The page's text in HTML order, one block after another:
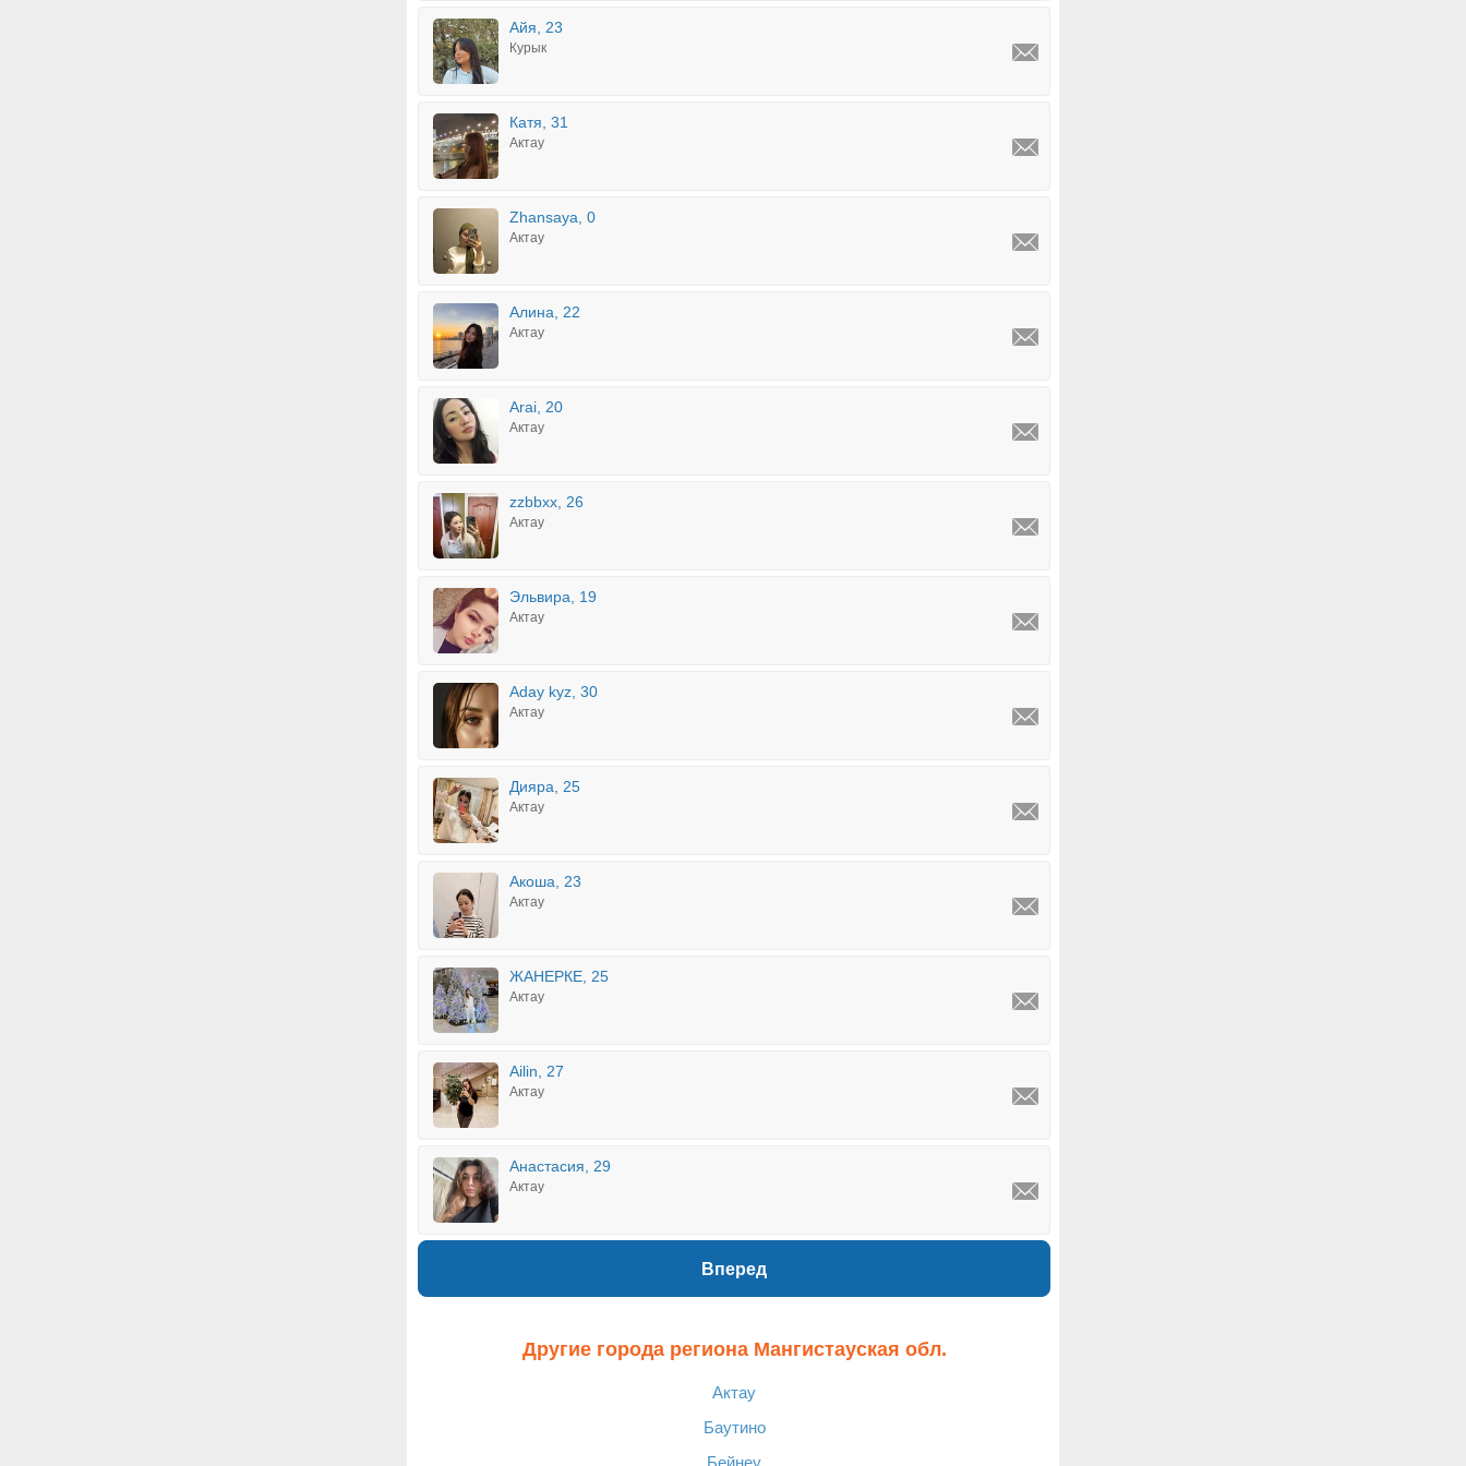
Айя, 23
Курык
Катя, 31
Актау
Zhansaya, 0
Актау
Алина, 22
Актау
Arai, 20
Актау
zzbbxx, 26
Актау
Эльвира, 19
Актау
Aday kyz, 30
Актау
Дияра, 25
Актау
Акоша, 23
Актау
ЖАНЕРКЕ, 25
Актау
Ailin, 27
Актау
Анастасия, 29
Актау
Вперед
Другие города региона Мангистауская обл.
Актау
Баутино
Бейнеу